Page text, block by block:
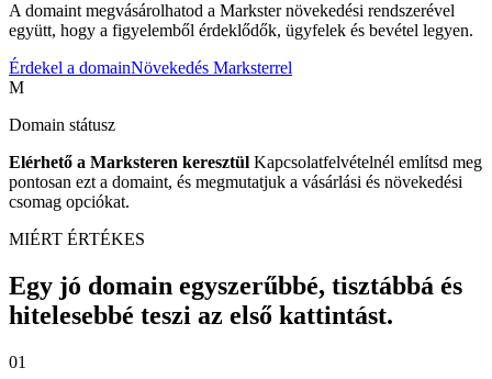
A domaint megvásárolhatod a Markster növekedési rendszerével
együtt, hogy a figyelemből érdeklődők, ügyfelek és bevétel legyen.
Érdekel a domainNövekedés Marksterrel
M
Domain státusz
Elérhető a Marksteren keresztül Kapcsolatfelvételnél említsd meg
pontosan ezt a domaint, és megmutatjuk a vásárlási és növekedési
csomag opciókat.
MIÉRT ÉRTÉKES
Egy jó domain egyszerűbbé, tisztábbá és
hitelesebbé teszi az első kattintást.
01